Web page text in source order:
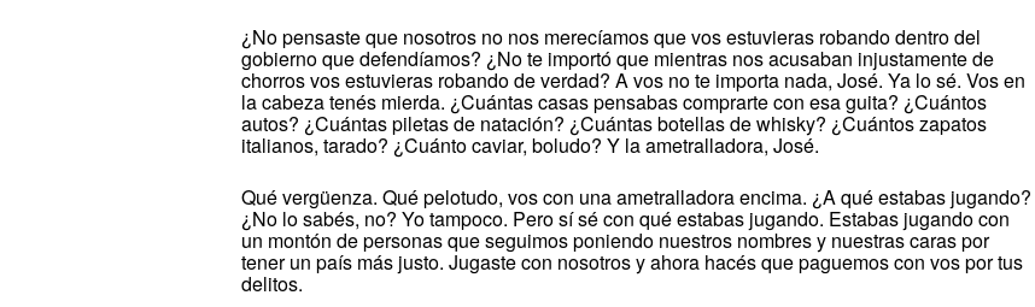
¿No pensaste que nosotros no nos merecíamos que vos estuvieras robando dentro del
gobierno que defendíamos? ¿No te importó que mientras nos acusaban injustamente de
chorros vos estuvieras robando de verdad? A vos no te importa nada, José. Ya lo sé. Vos en
la cabeza tenés mierda. ¿Cuántas casas pensabas comprarte con esa guita? ¿Cuántos
autos? ¿Cuántas piletas de natación? ¿Cuántas botellas de whisky? ¿Cuántos zapatos
italianos, tarado? ¿Cuánto caviar, boludo? Y la ametralladora, José.
Qué vergüenza. Qué pelotudo, vos con una ametralladora encima. ¿A qué estabas jugando?
¿No lo sabés, no? Yo tampoco. Pero sí sé con qué estabas jugando. Estabas jugando con
un montón de personas que seguimos poniendo nuestros nombres y nuestras caras por
tener un país más justo. Jugaste con nosotros y ahora hacés que paguemos con vos por tus
delitos.